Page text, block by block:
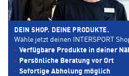
DEIN SHOP. DEINE PRODUKTE.
Wähle jetzt deinen INTERSPORT
Verfügbare Produkte in deiner
Persönliche Beratung vor Ort
Sofortige Abholung möglich